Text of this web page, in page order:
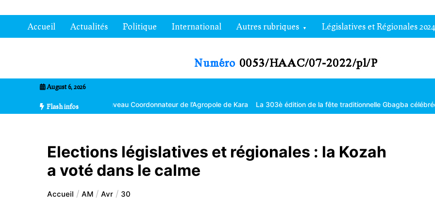
au
contenuAccueil Actualités Politique International Autres rubriques Législatives et Régionales 2024
August 6, 2026
Flash infos
nommé nouveau Coordonnateur de l’Agropole de Kara La 303è édition de la fête traditionnelle Gbagba célébrée dans la
Elections législatives et régionales : la Kozah
a voté dans le calme
Accueil AM Avr 30